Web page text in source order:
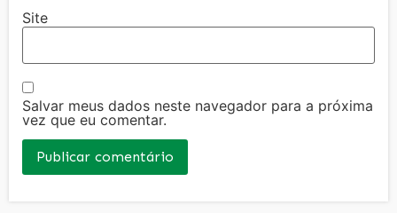
Site
Salvar meus dados neste navegador para a próxima
vez que eu comentar.